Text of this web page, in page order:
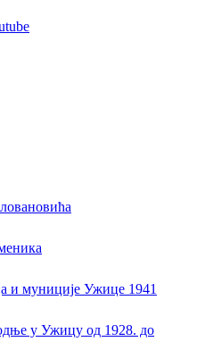
и муниције Ужице 1941
у Ужицу од 1928. до